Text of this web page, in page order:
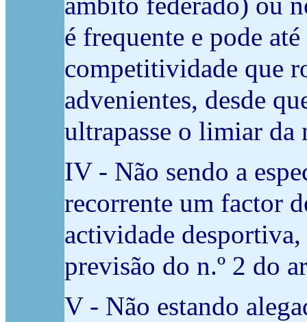
é frequente e pode
competitividade que
advenientes, desde
ultrapasse o limiar da
IV - Não sendo a
recorrente um factor
actividade
previsão do n.º 2 do
V - Não estando